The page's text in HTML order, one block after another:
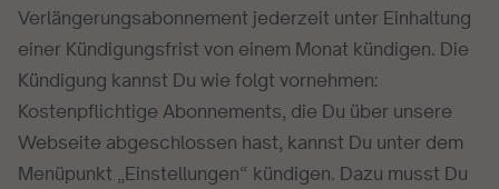
Verlängerungsabonnement jederzeit unter Einhaltung
einer Kündigungsfrist von einem Monat kündigen. Die
Kündigung kannst Du wie folgt vornehmen:
Kostenpflichtige Abonnements, die Du über unsere
Webseite abgeschlossen hast, kannst Du unter dem
Menüpunkt „Einstellungen“ kündigen. Dazu musst Du